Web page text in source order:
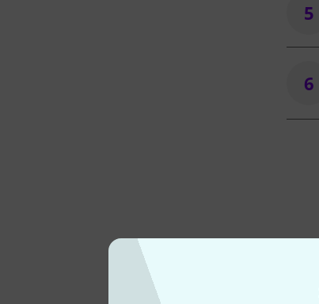
5
6